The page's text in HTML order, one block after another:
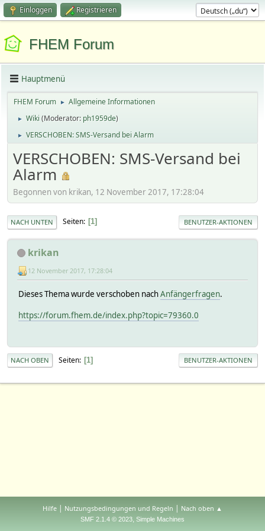
Einloggen Registrieren
FHEM Forum
Hauptmenü
FHEM Forum ► Allgemeine Informationen
► Wiki(Moderator: ph1959de)
► VERSCHOBEN: SMS-Versand bei Alarm
VERSCHOBEN: SMS-Versand bei
Alarm
Begonnen von krikan, 12 November 2017, 17:28:04
NACH UNTEN Seiten 1 BENUTZER-AKTIONEN
krikan
12 November 2017, 17:28:04
Dieses Thema wurde verschoben nachAnfängerfragen.
https://forum.fhem.de/index.php?topic=79360.0
NACH OBEN Seiten 1 BENUTZER-AKTIONEN
Hilfe | Nutzungsbedingungen und Regeln | Nach oben ▲
SMF 2.1.4 © 2023, Simple Machines